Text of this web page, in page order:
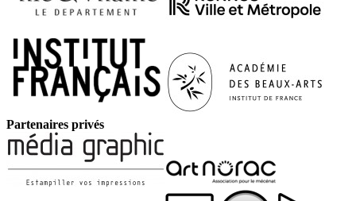
Partenaires privés